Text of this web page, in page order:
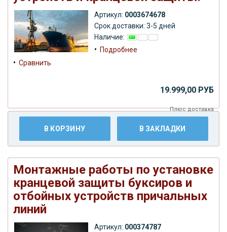
Артикул: 0003674678
Срок доставки: 3-5 дней
Наличие:
• Подробнее
• Сравнить
19.999,00 РУБ
Плюсдоставка
В КОРЗИНУ В ЗАКЛАДКИ
Монтажные работы по установке
кранцевой защиты буксиров и
отбойных устройств причальных
линий
Артикул: 000374787